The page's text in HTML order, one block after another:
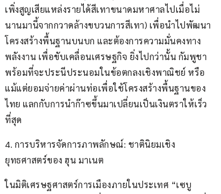
เพิ่งสูญเสียแหล่งรายได้สีเทาขนาดมหาศาลไปเมื่อไม่
นานมานี้จากกวาดล้างขบวนการสีเทา) เพื่อนำไปพัฒนา
โครงสร้างพื้นฐานบนบก และต้องการความมั่นคงทาง
พลังงาน เพื่อขับเคลื่อนเศรษฐกิจ ยิ่งไปกว่านั้น กัมพูชา
พร้อมที่จะประนีประนอมในข้อตกลงเชิงพาณิชย์ หรือ
แม้แต่ยอมจ่ายค่าผ่านท่อเพื่อใช้โครงสร้างพื้นฐานของ
ไทย แลกกับการนำก๊าซขึ้นมาเปลี่ยนเป็นเงินตราให้เร็ว
ที่สุด
4. การบริหารจัดการภาพลักษณ์: ชาตินิยมเชิง
ยุทธศาสตร์ของ ฮุน มาเนต
ในมิติเศรษฐศาสตร์การเมืองภายในประเทศ “เซบู